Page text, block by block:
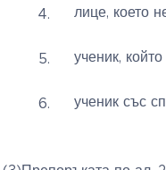
лице, което
ученик,
ученик със